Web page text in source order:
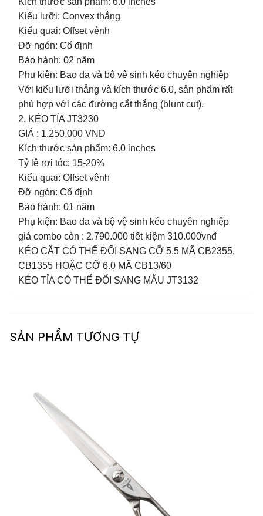
Kiểu lưỡi: Convex thẳng
Kiểu quai: Offset vênh
Đỡ ngón: Cố định
Bảo hành: 02 năm
Phụ kiện: Bao da và bộ vệ sinh kéo chuyên nghiệp
Với kiểu lưỡi thẳng và kích thước 6.0, sản phẩm rất
phù hợp với các đường cắt thẳng (blunt cut).
2. KÉO TỈA JT3230
GIÁ : 1.250.000 VNĐ
Kích thước sản phẩm: 6.0 inches
Tỷ lệ rơi tóc: 15-20%
Kiểu quai: Offset vênh
Đỡ ngón: Cố định
Bảo hành: 01 năm
Phụ kiện: Bao da và bộ vệ sinh kéo chuyên nghiệp
giá combo còn : 2.790.000 tiết kiệm 310.000vnđ
KÉO CẮT CÓ THỂ ĐỔI SANG CỠ 5.5 MÃ CB2355,
CB1355 HOẶC CỠ 6.0 MÃ CB13/60
KÉO TỈA CÓ THỂ ĐỔI SANG MẪU JT3132
SẢN PHẨM TƯƠNG TỰ